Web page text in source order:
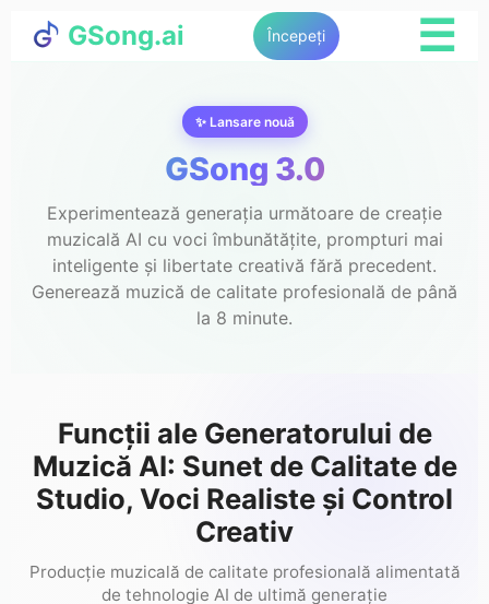
GSong.ai Începeți ☰
✨ Lansare nouă
GSong 3.0
Experimentează generația următoare de creație
muzicală AI cu voci îmbunătățite, prompturi mai
inteligente și libertate creativă fără precedent.
Generează muzică de calitate profesională de până
la 8 minute.
Funcții ale Generatorului de
Muzică AI: Sunet de Calitate de
Studio, Voci Realiste și Control
Creativ
Producție muzicală de calitate profesională alimentată
de tehnologie AI de ultimă generație